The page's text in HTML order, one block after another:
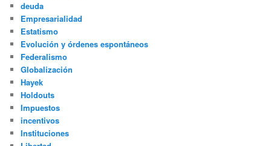
deuda
Empresarialidad
Estatismo
Evolución y órdenes espontáneos
Federalismo
Globalización
Hayek
Holdouts
Impuestos
incentivos
Instituciones